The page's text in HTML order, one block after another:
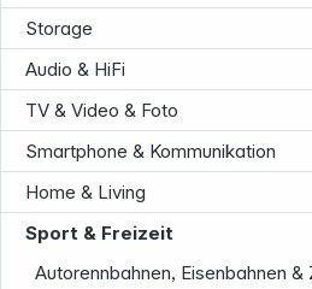
Storage
Audio & HiFi
TV & Video & Foto
Smartphone & Kommunikation
Home & Living
Sport & Freizeit
Autorennbahnen, Eisenbahnen &
Service